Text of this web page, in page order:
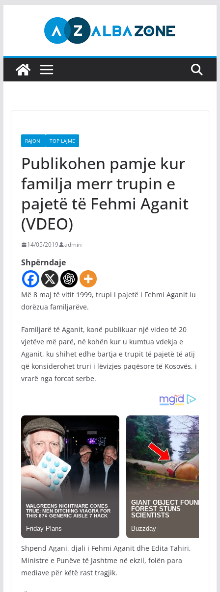
RAJONI TOP LAJME
Publikohen pamje kur
familja merr trupin e
pajetë të Fehmi Aganit
(VDEO)
14/05/2019 admin
Shpërndaje
Më 8 maj të vitit 1999, trupi i pajetë i Fehmi Aganit iu
dorëzua familjarëve.
Familjarë të Aganit, kanë publikuar një video të 20
vjetëve më parë, në kohën kur u kumtua vdekja e
Aganit, ku shihet edhe bartja e trupit të pajetë të atij
që konsiderohet truri i lëvizjes paqësore të Kosovës, i
vrarë nga forcat serbe.
Shpend Agani, djali i Fehmi Aganit dhe Edita Tahiri,
Ministre e Punëve të Jashtme në ekzil, folën para
mediave për këtë rast tragjik.